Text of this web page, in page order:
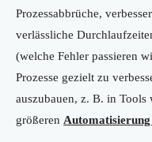
Prozessabbrüche,
verlässliche
(welche Fehler passieren
Prozesse gezielt zu
auszubauen, z. B. in Tools
größeren